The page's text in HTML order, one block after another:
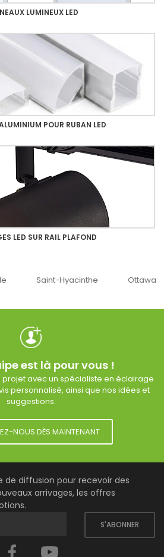
LUMINEUX LED
POUR RUBAN LED
LED SUR RAIL PLAFOND
Saint-Hyacinthe Ottawa
est là pour vous !
avec un spécialiste en éclairage
personnalisé, ainsi que nos idées et
suggestions.
NOUS DÈS MAINTENANT
de diffusion pour recevoir des
arrivages, les offres
S'ABONNER
Facebook